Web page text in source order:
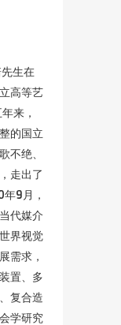
生在
高等艺
来，
的国立
不绝、
走出了
9月，
代媒介
界视觉
需求，
置、多
复合造
学研究